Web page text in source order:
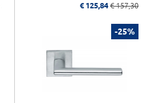
€ 125,84 € 157,30
-25%